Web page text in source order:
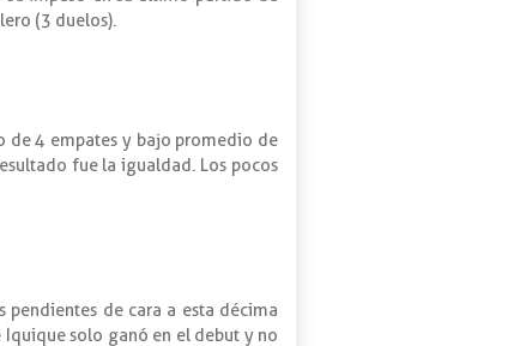
(3 duelos).
de 4 empates y bajo promedio de
fue la igualdad. Los pocos
pendientes de cara a esta décima
solo ganó en el debut y no